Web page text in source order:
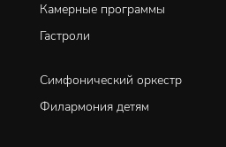
Камерные программы
Гастроли
Симфонический оркестр
Филармония детям